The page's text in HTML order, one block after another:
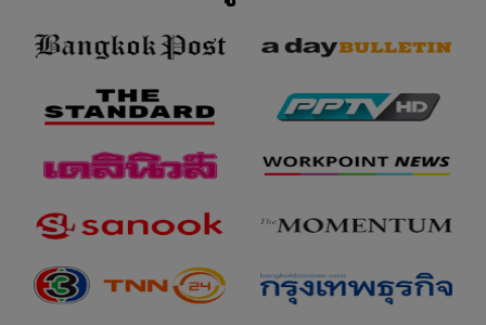
บัญชีของท่านกับบุคคลอื่น
จ.ท่านจะต้องงดเว้นจากการใช้เว็บไซต์ของ
บริษัทหรือบริการของบริษัทเพื่อวัตถุประสงค์ที่
ฉ.ท่านจะไม่ละเมิดมาตรการทางเทคโนโลยีที่
มีอยู่ในเว็บไซต์ของบริษัท หรือ เลี่ยง หลีกเลี่ยง
หลบ ลบ ทำให้ใช้การไม่ได้ แก้การกวนสัญญา
ถอดรหัส หรือด้วยประการอื่นใดทำให้มาตร
จำกัดการเข้าถึง (ส่วนหนึ่งส่วนใด) ของ
นิยามไว้ท้ายนี้ในข้อ 14 ของข้อกำหนดและ
เงื่อนไขฯ เหล่านี้) หรือเนื้อหา เกิดความเสีย